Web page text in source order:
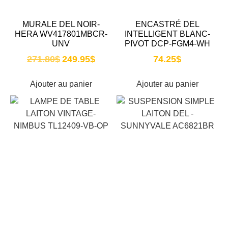
MURALE DEL NOIR-
HERA WV417801MBCR-
UNV
271.80$ 249.95$
Ajouter au panier
ENCASTRÉ DEL
INTELLIGENT BLANC-
PIVOT DCP-FGM4-WH
74.25$
Ajouter au panier